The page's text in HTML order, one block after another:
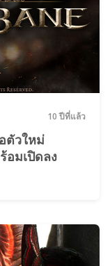
10 ปีที่แล้ว
ตัวใหม่
อมเปิดลง